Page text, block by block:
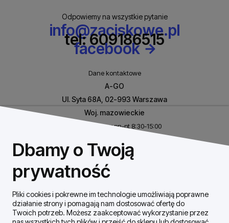
Odpowiemy na wszystkie pytanie
info@zaciskowe.pl
tel: 609186515
facebook
Dane kontaktowe
A-GO
Ul. Syta 68A, 02-993 Warszawa
Woj. mazowieckie
Biuro czynne w pn-pt 8:30-15:00
REGON: 146926170
Szybki Kontakt
Dbamy o Twoją
prywatność
Pliki cookies i pokrewne im technologie umożliwiają poprawne
działanie strony i pomagają nam dostosować ofertę do
Twoich potrzeb. Możesz zaakceptować wykorzystanie przez